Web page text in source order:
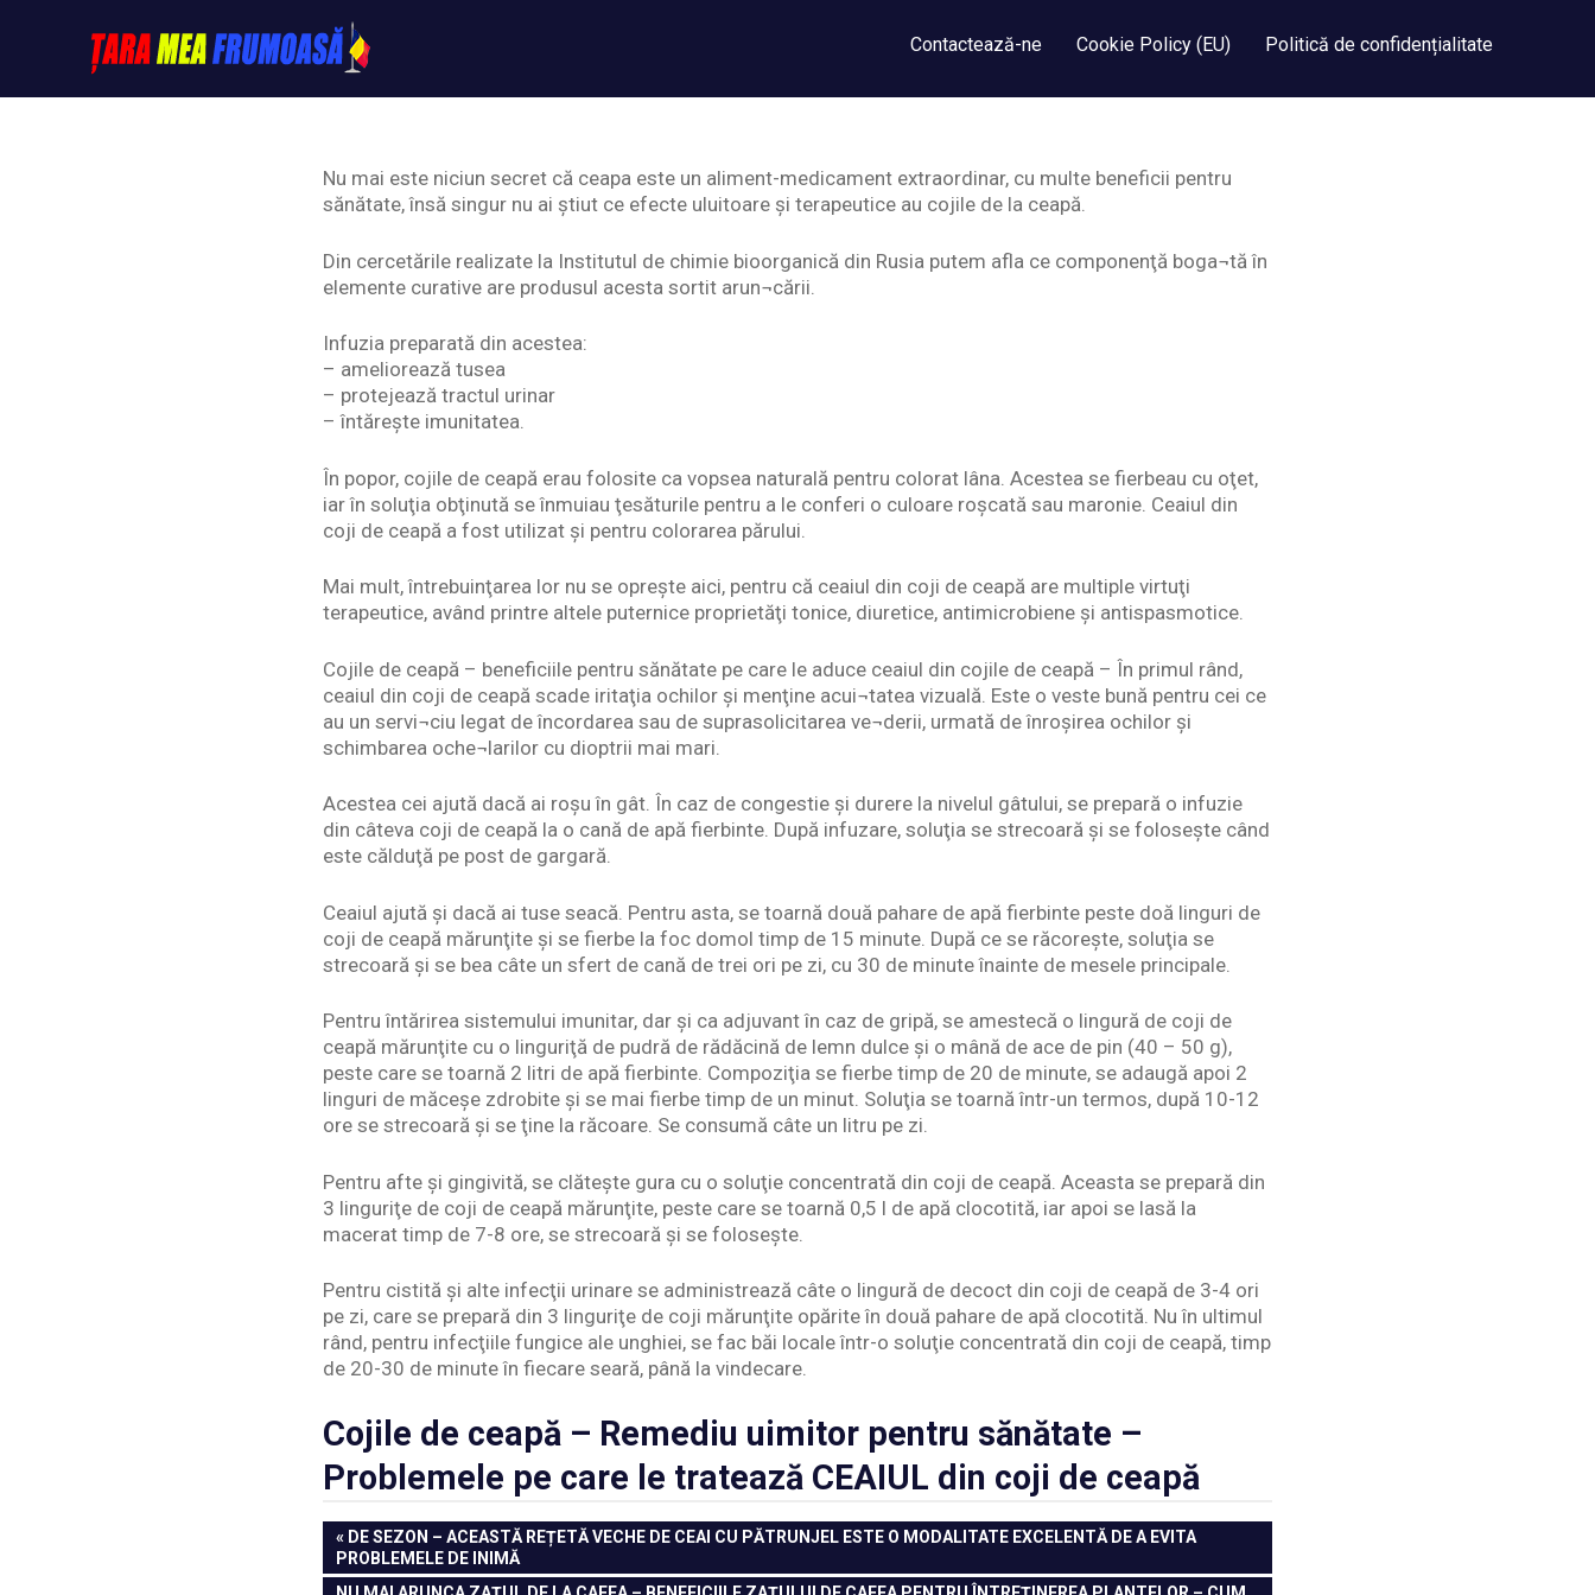
Tarameafrumoasa
Contactează-ne Cookie Policy (EU) Politică de confidențialitate
Nu mai este niciun secret că ceapa este un aliment-medicament extraordinar, cu multe beneficii pentru
sănătate, însă singur nu ai știut ce efecte uluitoare și terapeutice au cojile de la ceapă.
Din cercetările realizate la Institutul de chimie bioorganică din Rusia putem afla ce componenţă boga¬tă în
elemente curative are produsul acesta sortit arun¬cării.
Infuzia preparată din acestea:
– ameliorează tusea
– protejează tractul urinar
– întărește imunitatea.
În popor, cojile de ceapă erau folosite ca vopsea naturală pentru colorat lâna. Acestea se fierbeau cu oţet,
iar în soluţia obţinută se înmuiau ţesăturile pentru a le conferi o culoare roşcată sau maronie. Ceaiul din
coji de ceapă a fost utilizat şi pentru colorarea părului.
Mai mult, întrebuinţarea lor nu se opreşte aici, pentru că ceaiul din coji de ceapă are multiple virtuţi
terapeutice, având printre altele puternice proprietăţi tonice, diuretice, antimicrobiene şi antispasmotice.
Cojile de ceapă – beneficiile pentru sănătate pe care le aduce ceaiul din cojile de ceapă – În primul rând,
ceaiul din coji de ceapă scade iritaţia ochilor şi menţine acui¬tatea vizuală. Este o veste bună pentru cei ce
au un servi¬ciu legat de încordarea sau de suprasolicitarea ve¬derii, urmată de înroşirea ochilor şi
schimbarea oche¬larilor cu dioptrii mai mari.
Acestea cei ajută dacă ai roșu în gât. În caz de congestie şi durere la nivelul gâtului, se prepară o infuzie
din câteva coji de ceapă la o cană de apă fierbinte. După infuzare, soluţia se strecoară şi se foloseşte când
este călduţă pe post de gargară.
Ceaiul ajută și dacă ai tuse seacă. Pentru asta, se toarnă două pahare de apă fierbinte peste doă linguri de
coji de ceapă mărunţite şi se fierbe la foc domol timp de 15 minute. După ce se răcoreşte, soluţia se
strecoară şi se bea câte un sfert de cană de trei ori pe zi, cu 30 de minute înainte de mesele principale.
Pentru întărirea sistemului imunitar, dar şi ca adjuvant în caz de gripă, se amestecă o lingură de coji de
ceapă mărunţite cu o linguriţă de pudră de rădăcină de lemn dulce şi o mână de ace de pin (40 – 50 g),
peste care se toarnă 2 litri de apă fierbinte. Compoziţia se fierbe timp de 20 de minute, se adaugă apoi 2
linguri de măceşe zdrobite şi se mai fierbe timp de un minut. Soluţia se toarnă într-un termos, după 10-12
ore se strecoară şi se ţine la răcoare. Se consumă câte un litru pe zi.
Pentru afte şi gingivită, se clăteşte gura cu o soluţie concentrată din coji de ceapă. Aceasta se prepară din
3 linguriţe de coji de ceapă mărunţite, peste care se toarnă 0,5 l de apă clocotită, iar apoi se lasă la
macerat timp de 7-8 ore, se strecoară şi se foloseşte.
Pentru cistită şi alte infecţii urinare se administrează câte o lingură de decoct din coji de ceapă de 3-4 ori
pe zi, care se prepară din 3 linguriţe de coji mărunţite opărite în două pahare de apă clocotită. Nu în ultimul
rând, pentru infecţiile fungice ale unghiei, se fac băi locale într-o soluţie concentrată din coji de ceapă, timp
de 20-30 de minute în fiecare seară, până la vindecare.
Cojile de ceapă – Remediu uimitor pentru sănătate –
Problemele pe care le tratează CEAIUL din coji de ceapă
Navigare
în
PREVIOUS
POST:
DE SEZON – ACEASTĂ REȚETĂ VECHE DE CEAI CU PĂTRUNJEL ESTE O MODALITATE EXCELENTĂ DE A EVITA
PROBLEMELE DE INIMĂ